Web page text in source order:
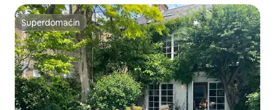
Superdomaćin
Superdomaćin